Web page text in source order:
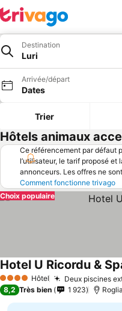
Destination
Luri
Arrivée/départ
Dates
Trier
Hôtels animaux
Ce référencement par défaut
l’utilisateur, le tarif proposé
annonceurs. Les offres ne
Comment fonctionne trivago
Choix populaire
4 Étoiles Hôtel Deux piscines
Hotel U Ricordu &
8,2 Très bien 1 923